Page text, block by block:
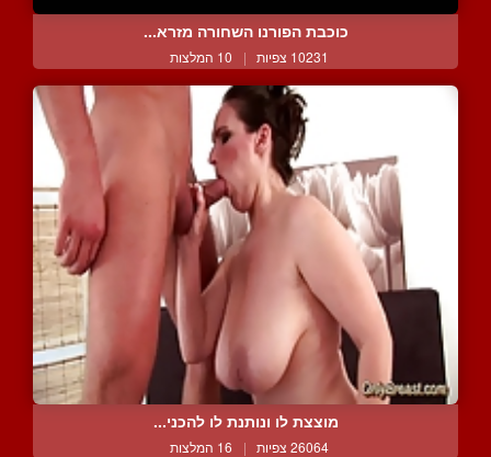
כוכבת הפורנו השחורה מזרא...
10231 צפיות | 10 המלצות
מוצצת לו ונותנת לו להכני...
26064 צפיות | 16 המלצות